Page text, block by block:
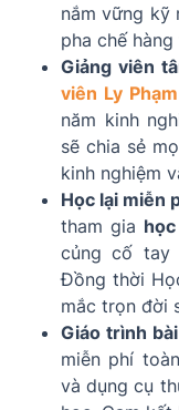
nắm vững kỹ
pha chế
Giảng viên
viên Ly Phạm
năm kinh
sẽ chia sẻ
kinh nghiệm
Học lại miễn
tham gia
củng cố tay
Đồng thời
mắc trọn đời
Giáo trình
miễn phí
và dụng cụ